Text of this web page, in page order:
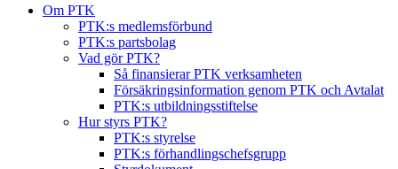
Om PTK
PTK:s medlemsförbund
PTK:s partsbolag
Vad gör PTK?
Så finansierar PTK verksamheten
Försäkringsinformation genom PTK och Avtalat
PTK:s utbildningsstiftelse
Hur styrs PTK?
PTK:s styrelse
PTK:s förhandlingschefsgrupp